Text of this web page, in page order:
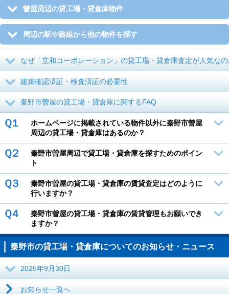
曽屋周辺の貸工場・貸倉庫物件
周辺の駅や路線から他の物件を探す
なぜ「立和コーポレーション」の貸工場・貸倉庫査定が人気な
建築確認済証・検査済証の必要性
秦野市曽屋の貸工場・貸倉庫に関するFAQ
Ｑ１
ホームページに掲載されている物件以外に秦野市曽屋
周辺の貸工場・貸倉庫はあるのか？
Ｑ２
秦野市曽屋周辺で貸工場・貸倉庫を探すためのポイン
ト
Ｑ３
秦野市曽屋の貸工場・貸倉庫の賃貸査定はどのように
行いますか？
Ｑ４
秦野市曽屋の貸工場・貸倉庫の賃貸管理もお願いでき
ますか？
秦野市の貸工場・貸倉庫についてのお知らせ・ニュース
2025年9月30日
お知らせ一覧へ